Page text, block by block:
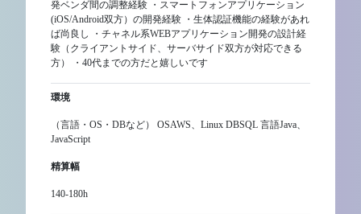
発ベンダ間の調整経験 ・スマートフォンアプリケーション
(iOS/Android双方）の開発経験 ・生体認証機能の経験があれ
ば尚良し ・チャネル系WEBアプリケーション開発の設計経
験（クライアントサイド、サーバサイド双方が対応できる
方） ・40代までの方だと嬉しいです
環境
（言語・OS・DBなど） OSAWS、Linux DBSQL 言語Java、
JavaScript
精算幅
140-180h